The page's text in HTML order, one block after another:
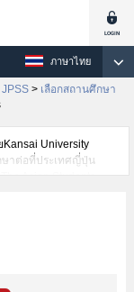
ภาษาไทย
> เลือกสถานศึกษา
University
ษาต่อที่ประเทศญี่ปุ่น
Asian Students
คณะLettersหรือ
หรือ
Well-beingหรือ